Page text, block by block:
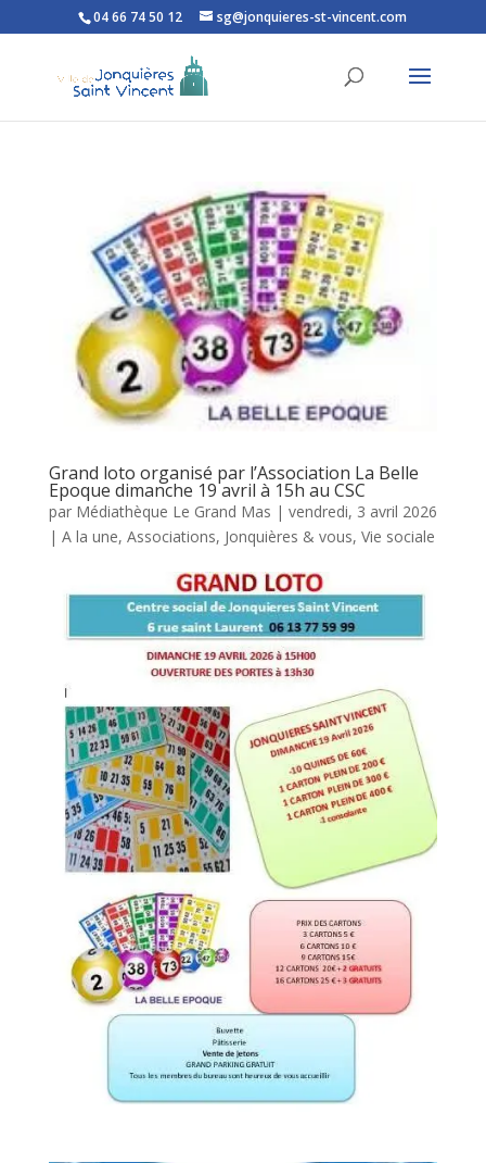
Ouvrir la barre d’outils
04 66 74 50 12 sg@jonquieres-st-vincent.com
Grand loto organisé par l’Association La Belle
Epoque dimanche 19 avril à 15h au CSC
par Médiathèque Le Grand Mas | vendredi, 3 avril 2026
| A la une, Associations, Jonquières & vous, Vie sociale